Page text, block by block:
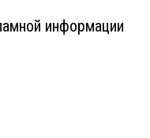
информации